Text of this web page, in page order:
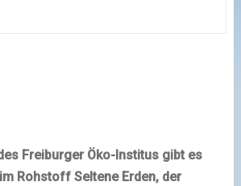
Freiburger Öko-Institus gibt es
Rohstoff Seltene Erden, der